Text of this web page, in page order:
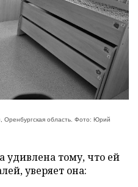
Оренбургская область. Фото: Юрий
удивлена тому, что ей
уверяет она: